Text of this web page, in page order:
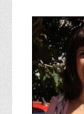
ТОП-20
ТОП-20
ТОП-20
ТОП-20
Вступнику